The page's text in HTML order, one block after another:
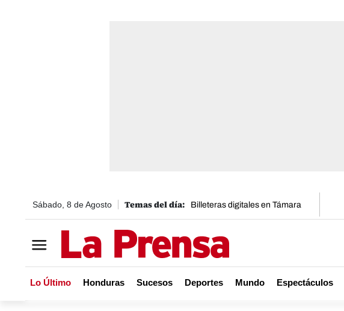
Sábado, 8 de Agosto Billeteras digitales en Támara
Lo Último Honduras Sucesos Deportes Mundo Espectáculos